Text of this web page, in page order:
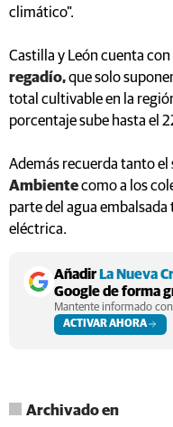
climático".
Castilla y León cuenta
regadío,que solo
total cultivable en la
porcentaje sube hasta el
Además recuerda tanto el
Ambientecomo a los
parte del agua
eléctrica.
AñadirLa Nueva
Google de forma
Mantente informado
ACTIVAR AHORA
Archivado en